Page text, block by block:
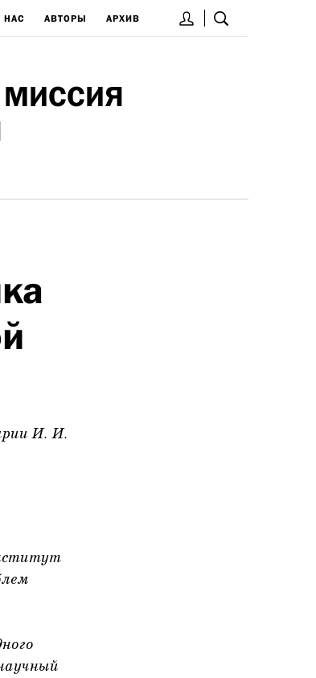
НАС АВТОРЫ АРХИВ
МИССИЯ
И. И.